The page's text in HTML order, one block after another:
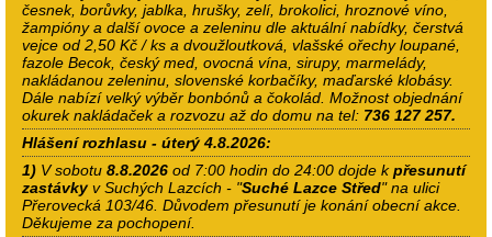
česnek, borůvky, jablka, hrušky, zelí, brokolici, hroznové víno,
žampióny a další ovoce a zeleninu dle aktuální nabídky, čerstvá
vejce od 2,50 Kč / ks a dvoužloutková, vlašské ořechy loupané,
fazole Becok, český med, ovocná vína, sirupy, marmelády,
nakládanou zeleninu, slovenské korbačíky, maďarské klobásy.
Dále nabízí velký výběr bonbónů a čokolád. Možnost objednání
okurek nakládaček a rozvozu až do domu na tel: 736 127 257.
Hlášení rozhlasu - úterý 4.8.2026:
1) V sobotu 8.8.2026 od 7:00 hodin do 24:00 dojde kpřesunutí
zastávkyv Suchých Lazcích - "Suché Lazce Střed" na ulici
Přerovecká 103/46. Důvodem přesunutí je konání obecní akce.
Děkujeme za pochopení.